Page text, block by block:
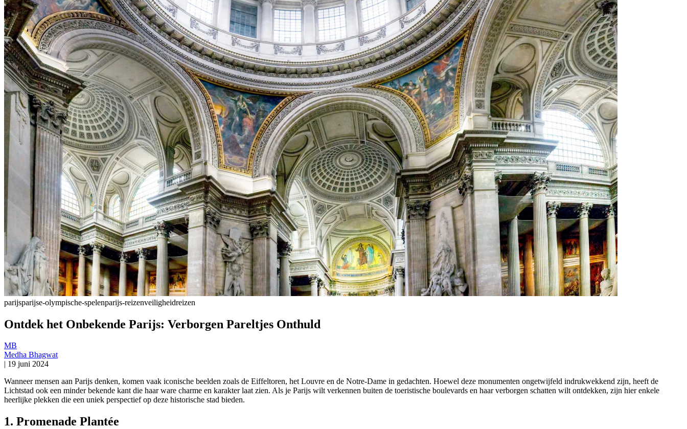
parijsparijse-olympische-spelenparijs-reizenveiligheidreizen
Ontdek het Onbekende Parijs: Verborgen Pareltjes Onthuld
MB
Medha Bhagwat
| 19 juni 2024
Wanneer mensen aan Parijs denken, komen vaak iconische beelden zoals de Eiffeltoren, het Louvre en de Notre-Dame in gedachten. Hoewel deze monumenten ongetwijfeld indrukwekkend zijn, heeft de
Lichtstad ook een minder bekende kant die haar ware charme en karakter laat zien. Als je Parijs wilt verkennen buiten de toeristische boulevards en haar verborgen schatten wilt ontdekken, zijn hier enkele
heerlijke plekken die een uniek perspectief op deze historische stad bieden.
1. Promenade Plantée